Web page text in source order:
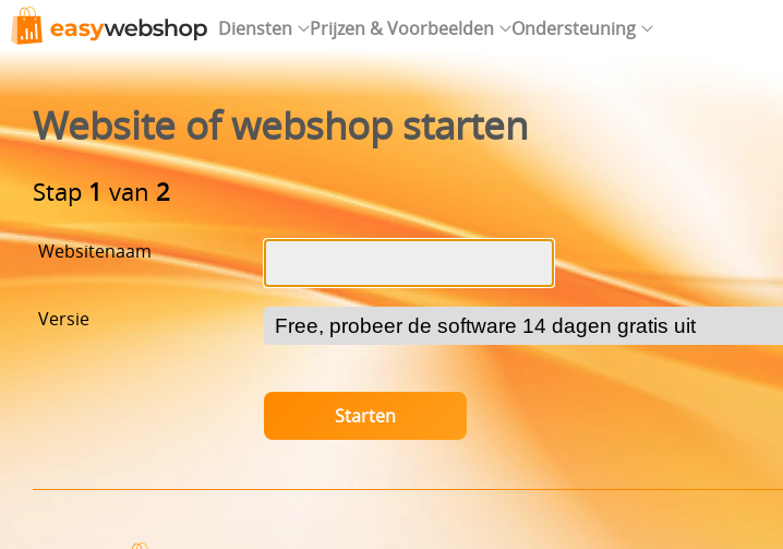
Diensten Prijzen & Voorbeelden Ondersteuning
Website of webshop starten
Stap1 van 2
Websitenaam
Versie